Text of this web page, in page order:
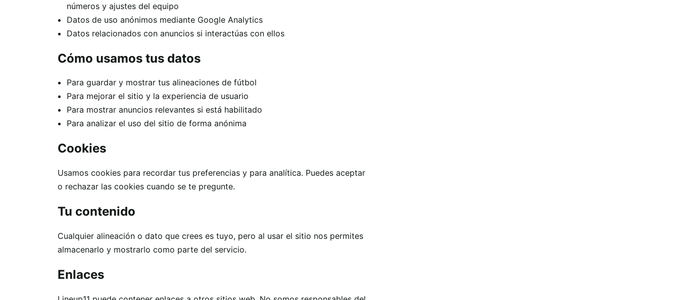
números y ajustes del equipo
Datos de uso anónimos mediante Google Analytics
Datos relacionados con anuncios si interactúas con ellos
Cómo usamos tus datos
Para guardar y mostrar tus alineaciones de fútbol
Para mejorar el sitio y la experiencia de usuario
Para mostrar anuncios relevantes si está habilitado
Para analizar el uso del sitio de forma anónima
Cookies
Usamos cookies para recordar tus preferencias y para analítica. Puedes aceptar
o rechazar las cookies cuando se te pregunte.
Tu contenido
Cualquier alineación o dato que crees es tuyo, pero al usar el sitio nos permites
almacenarlo y mostrarlo como parte del servicio.
Enlaces